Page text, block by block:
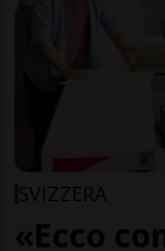
SVIZZERA
«Ecco